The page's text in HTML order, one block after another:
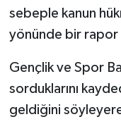
sebeple kanun
yönünde bir
Gençlik ve Spor
sorduklarını
geldiğini